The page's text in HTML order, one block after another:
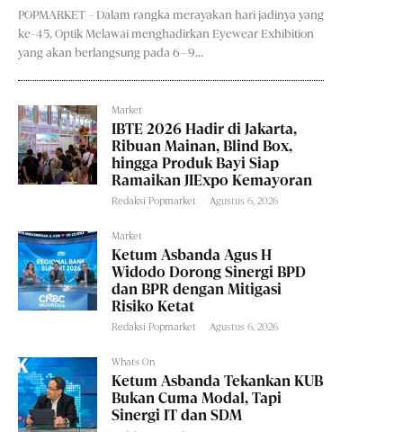
POPMARKET - Dalam rangka merayakan hari jadinya yang
ke-45, Optik Melawai menghadirkan Eyewear Exhibition
yang akan berlangsung pada 6–9...
Market
IBTE 2026 Hadir di Jakarta,
Ribuan Mainan, Blind Box,
hingga Produk Bayi Siap
Ramaikan JIExpo Kemayoran
Redaksi Popmarket Agustus 6, 2026
Market
Ketum Asbanda Agus H
Widodo Dorong Sinergi BPD
dan BPR dengan Mitigasi
Risiko Ketat
Redaksi Popmarket Agustus 6, 2026
Whats On
Ketum Asbanda Tekankan KUB
Bukan Cuma Modal, Tapi
Sinergi IT dan SDM